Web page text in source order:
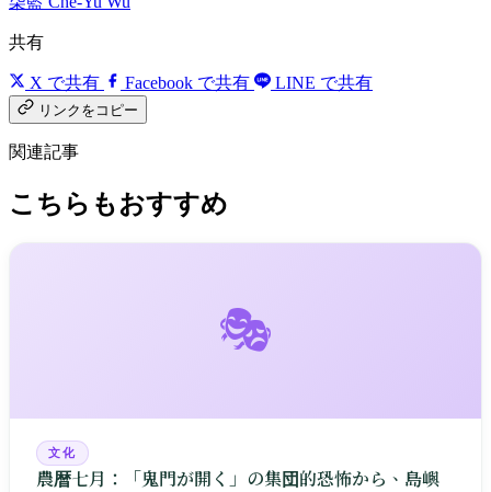
共有
X で共有 Facebook で共有 LINE で共有
リンクをコピー
関連記事
こちらもおすすめ
🎭
文化
農暦七月：「鬼門が開く」の集団的恐怖から、島嶼